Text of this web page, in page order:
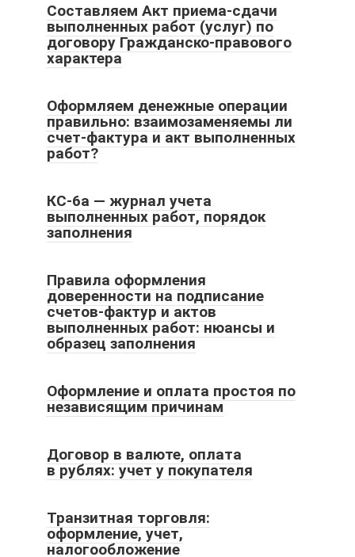
Составляем Акт приема-сдачи
выполненных работ (услуг) по
договору Гражданско-правового
характера
Оформляем денежные операции
правильно: взаимозаменяемы ли
счет-фактура и акт выполненных
работ?
КС-6а — журнал учета
выполненных работ, порядок
заполнения
Правила оформления
доверенности на подписание
счетов-фактур и актов
выполненных работ: нюансы и
образец заполнения
Оформление и оплата простоя по
независящим причинам
Договор в валюте, оплата
в рублях: учет у покупателя
Транзитная торговля:
оформление, учет,
налогообложение